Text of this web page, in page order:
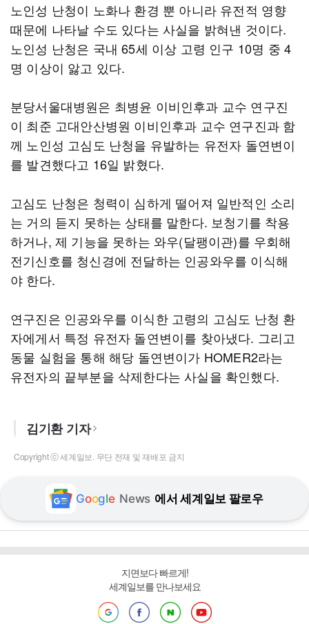
노인성 난청이 노화나 환경 뿐 아니라 유전적 영향
때문에 나타날 수도 있다는 사실을 밝혀낸 것이다.
노인성 난청은 국내 65세 이상 고령 인구 10명 중 4
명 이상이 앓고 있다.
분당서울대병원은 최병윤 이비인후과 교수 연구진
이 최준 고대안산병원 이비인후과 교수 연구진과 함
께 노인성 고심도 난청을 유발하는 유전자 돌연변이
를 발견했다고 16일 밝혔다.
고심도 난청은 청력이 심하게 떨어져 일반적인 소리
는 거의 듣지 못하는 상태를 말한다. 보청기를 착용
하거나, 제 기능을 못하는 와우(달팽이관)를 우회해
전기신호를 청신경에 전달하는 인공와우를 이식해
야 한다.
연구진은 인공와우를 이식한 고령의 고심도 난청 환
자에게서 특정 유전자 돌연변이를 찾아냈다. 그리고
동물 실험을 통해 해당 돌연변이가 HOMER2라는
유전자의 끝부분을 삭제한다는 사실을 확인했다.
김기환 기자
Copyright ⓒ 세계일보. 무단 전재 및 재배포 금지
Google News 에서 세계일보 팔로우
지면보다 빠르게!
세계일보를 만나보세요